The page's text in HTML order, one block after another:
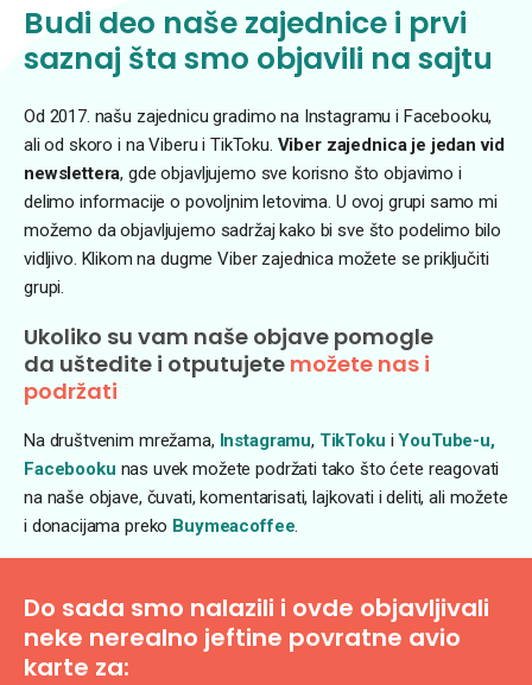
Budi deo naše zajednice i prvi
saznaj šta smo objavili na sajtu
Od 2017. našu zajednicu gradimo na Instagramu i Facebooku,
ali od skoro i na Viberu i TikToku. Viber zajednica je jedan vid
newslettera, gde objavljujemo sve korisno što objavimo i
delimo informacije o povoljnim letovima. U ovoj grupi samo mi
možemo da objavljujemo sadržaj kako bi sve što podelimo bilo
vidljivo. Klikom na dugme Viber zajednica možete se priključiti
grupi.
Ukoliko su vam naše objave pomogle
da uštedite i otputujete možete nas i
podržati
Na društvenim mrežama, Instagramu, TikToku iYouTube-u,
Facebooku nas uvek možete podržati tako što ćete reagovati
na naše objave, čuvati, komentarisati, lajkovati i deliti, ali možete
i donacijama preko Buymeacoffee
Do sada smo nalazili i ovde objavljivali
neke nerealno jeftine povratne avio
karte za: